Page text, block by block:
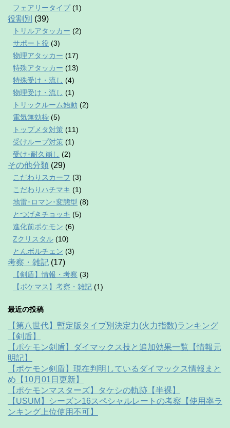
フェアリータイプ(1)
役割別 (39)
トリルアタッカー (2)
サポート役 (3)
物理アタッカー (17)
特殊アタッカー (13)
特殊受け・流し (4)
物理受け・流し (1)
トリックルーム始動 (2)
電気無効枠 (5)
トップメタ対策 (11)
受けループ対策 (1)
受け･耐久崩し (2)
その他分類 (29)
こだわりスカーフ (3)
こだわりハチマキ (1)
地雷･ロマン･変態型 (8)
とつげきチョッキ (5)
進化前ポケモン (6)
Zクリスタル (10)
とんボルチェン (3)
考察・雑記 (17)
【剣盾】情報・考察 (3)
【ポケマス】考察・雑記 (1)
最近の投稿
【第八世代】暫定版タイプ別決定力(火力指数)ランキング
【剣盾】
【ポケモン剣盾】ダイマックス技と追加効果一覧【情報元
明記】
【ポケモン剣盾】現在判明しているダイマックス情報まと
め【10月01日更新】
【ポケモンマスターズ】タケシの軌跡【半裸】
【USUM】シーズン16スペシャルレートの考察【使用率ラ
ンキング上位使用不可】